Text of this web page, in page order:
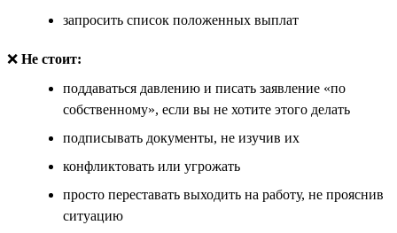
запросить список положенных выплат
❌ Не стоит:
поддаваться давлению и писать заявление «по
собственному», если вы не хотите этого делать
подписывать документы, не изучив их
конфликтовать или угрожать
просто переставать выходить на работу, не прояснив
ситуацию